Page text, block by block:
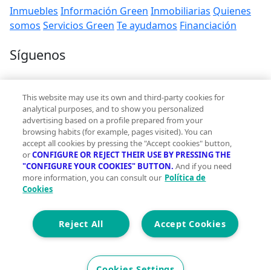
Inmuebles Información Green Inmobiliarias Quienes
somos Servicios Green Te ayudamos Financiación
Síguenos
Contacto
hola@vivegreen.com
Aviso Legal
Condiciones de uso
Politica de privacidad
Política de cookies
Accesibilidad
© 2026 Vivegreen - Todos los derechos reservados - UCI
This website may use its own and third-party cookies for
analytical purposes, and to show you personalized
advertising based on a profile prepared from your
browsing habits (for example, pages visited). You can
accept all cookies by pressing the "Accept cookies" button,
orCONFIGURE OR REJECT THEIR USE BY PRESSING THE
"CONFIGURE YOUR COOKIES" BUTTON. And if you need
more information, you can consult our Política de
Cookies
Accept Cookies
Reject All